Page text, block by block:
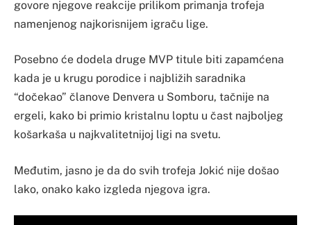
govore njegove reakcije prilikom primanja trofeja
namenjenog najkorisnijem igraču lige.
Posebno će dodela druge MVP titule biti zapamćena
kada je u krugu porodice i najbližih saradnika
“dočekao” članove Denvera u Somboru, tačnije na
ergeli, kako bi primio kristalnu loptu u čast najboljeg
košarkaša u najkvalitetnijoj ligi na svetu.
Međutim, jasno je da do svih trofeja Jokić nije došao
lako, onako kako izgleda njegova igra.